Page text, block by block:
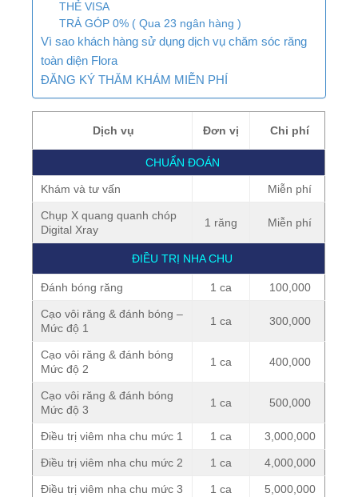
THẺ VISA
TRẢ GÓP 0% ( Qua 23 ngân hàng )
Vì sao khách hàng sử dụng dịch vụ chăm sóc răng
toàn diện Flora
ĐĂNG KÝ THĂM KHÁM MIỄN PHÍ
Dịch vụ Đơn vị Chi phí
CHUẨN ĐOÁN
Khám và tư vấn Miễn phí
Chụp X quang quanh chóp
Digital Xray
1 răng Miễn phí
ĐIỀU TRỊ NHA CHU
Đánh bóng răng 1 ca 100,000
Cạo vôi răng & đánh bóng –
Mức độ 1
1 ca 300,000
Cạo vôi răng & đánh bóng
Mức độ 2
1 ca 400,000
Cạo vôi răng & đánh bóng
Mức độ 3
1 ca 500,000
Điều trị viêm nha chu mức 1 1 ca 3,000,000
Điều trị viêm nha chu mức 2 1 ca 4,000,000
Điều trị viêm nha chu mức 3 1 ca 5,000,000